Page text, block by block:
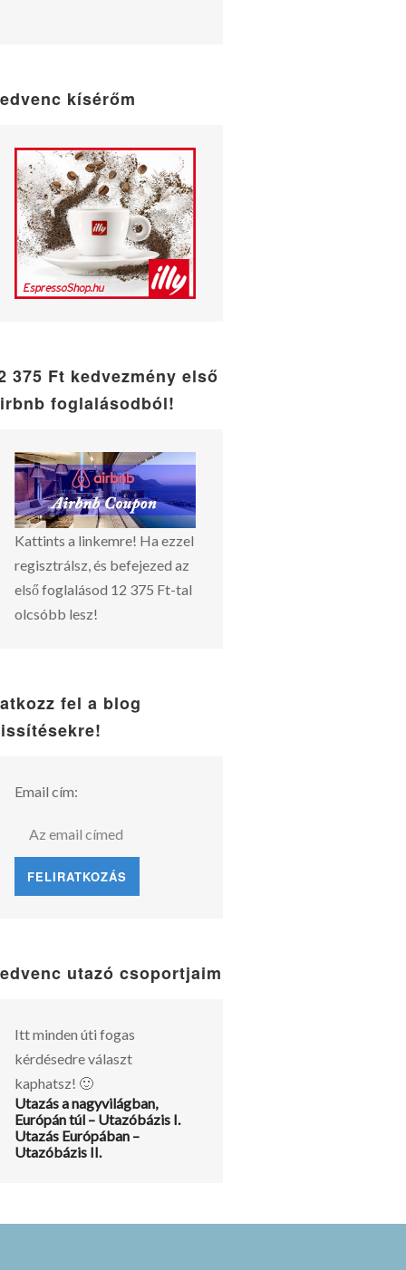
kísérőm
375 Ft kedvezmény első
foglalásodból!
Kattints a linkemre! Ha ezzel
regisztrálsz, és befejezed az
első foglalásod 12 375 Ft-tal
olcsóbb lesz!
fel a blog
Email cím:
utazó csoportjaim
Itt minden úti fogas
kérdésedre választ
kaphatsz! 🙂
Utazás a nagyvilágban,
Európán túl – Utazóbázis I.
Utazás Európában –
Utazóbázis II.